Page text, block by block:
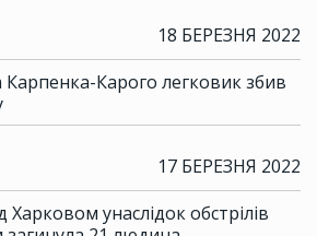
18 БЕРЕЗНЯ 2022
Карого легковик збив
17 БЕРЕЗНЯ 2022
Харковом унаслідок обстрілів